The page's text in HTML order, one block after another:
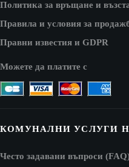
Политика за връщане и
Правила и условия за
Правни известия и GDPR
Можете да платите с
КОМУНАЛНИ УСЛУГИ
Често задавани въпроси